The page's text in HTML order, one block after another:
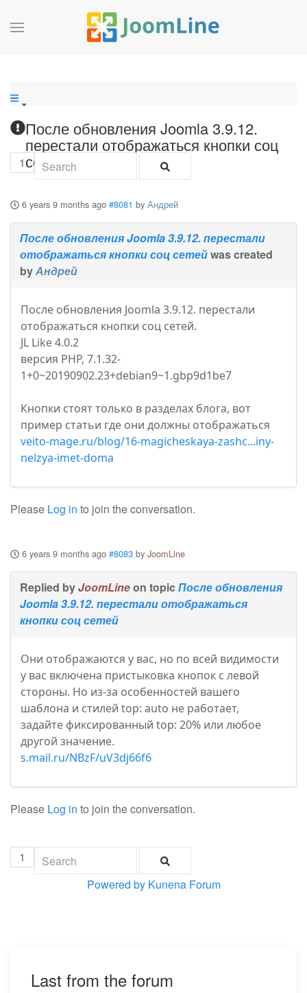
После обновления Joomla 3.9.12.
перестали отображаться кнопки соц
сетей
1
6 years 9 months ago #8081 by Андрей
После обновления Joomla 3.9.12. перестали
отображаться кнопки соц сетейwas created
byАндрей
После обновления Joomla 3.9.12. перестали
отображаться кнопки соц сетей.
JL Like 4.0.2
версия PHP, 7.1.32-
1+0~20190902.23+debian9~1.gbp9d1be7
Кнопки стоят только в разделах блога, вот
пример статьи где они должны отображаться
veito-mage.ru/blog/16-magicheskaya-zashc...iny-
nelzya-imet-doma
Please Log in to join the conversation.
6 years 9 months ago #8083 by JoomLine
Replied byJoomLineon topic После обновления
Joomla 3.9.12. перестали отображаться
кнопки соц сетей
Они отображаются у вас, но по всей видимости
у вас включена пристыковка кнопок с левой
стороны. Но из-за особенностей вашего
шаблона и стилей top: auto не работает,
задайте фиксированный top: 20% или любое
другой значение.
s.mail.ru/NBzF/uV3dj66f6
Please Log in to join the conversation.
1
Powered by Kunena Forum
Last from the forum